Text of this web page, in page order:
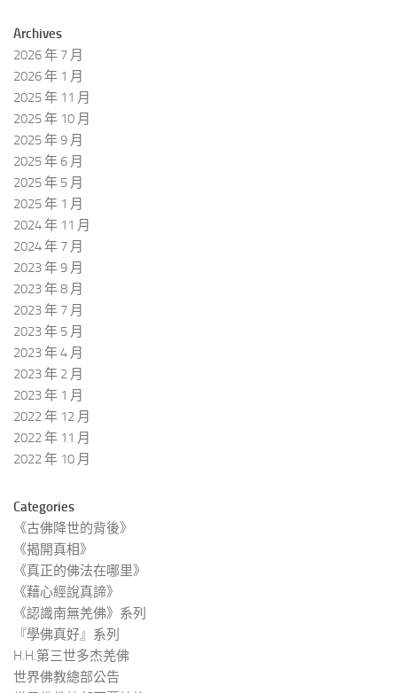
Archives
2026 年 7 月
2026 年 1 月
2025 年 11 月
2025 年 10 月
2025 年 9 月
2025 年 6 月
2025 年 5 月
2025 年 1 月
2024 年 11 月
2024 年 7 月
2023 年 9 月
2023 年 8 月
2023 年 7 月
2023 年 5 月
2023 年 4 月
2023 年 2 月
2023 年 1 月
2022 年 12 月
2022 年 11 月
2022 年 10 月
Categories
《古佛降世的背後》
《揭開真相》
《真正的佛法在哪里》
《藉心經說真諦》
《認識南無羌佛》系列
『學佛真好』系列
H.H.第三世多杰羌佛
世界佛教總部公告